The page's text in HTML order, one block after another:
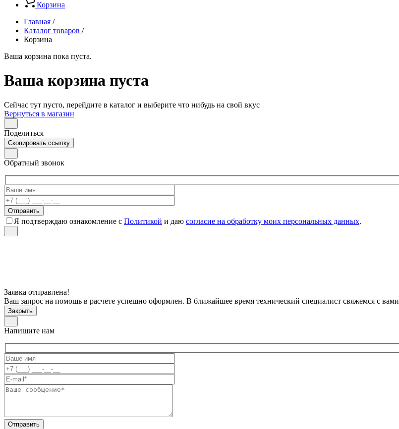
Корзина
Главная /
Каталог товаров /
Корзина
Ваша корзина пока пуста.
Ваша корзина пуста
Сейчас тут пусто, перейдите в каталог и выберите что нибудь на свой вкус
Вернуться в магазин
Поделиться
Скопировать ссылку
Обратный звонок
Я подтверждаю ознакомление с Политикой и даю согласие на обработку моих персональных данных.
Заявка отправлена!
Ваш запрос на помощь в расчете успешно оформлен. В ближайшее время технический специалист свяжемся с вами
Закрыть
Напишите нам